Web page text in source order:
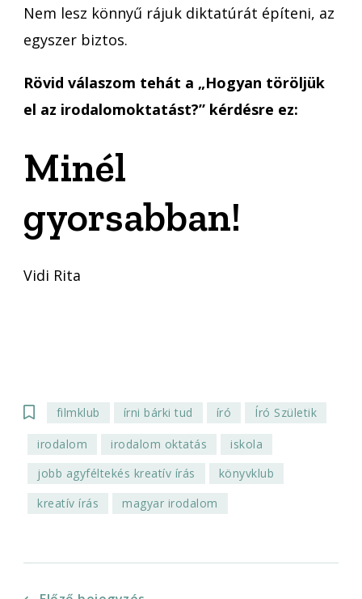
Nem lesz könnyű rájuk diktatúrát építeni, az
egyszer biztos.
Rövid válaszom tehát a „Hogyan töröljük
el az irodalomoktatást?” kérdésre ez:
Minél
gyorsabban!
Vidi Rita
filmklub írni bárki tud író Író Születik
irodalom irodalom oktatás
iskola
jobb agyféltekés kreatív írás
könyvklub
kreatív írás
magyar irodalom